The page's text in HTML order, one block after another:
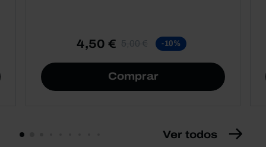
4,50 € 5,00 € -10%
Comprar
Ver todos